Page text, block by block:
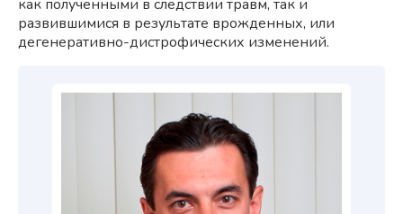
как полученными в следствии травм, так и
развившимися в результате врожденных, или
дегенеративно-дистрофических изменений.